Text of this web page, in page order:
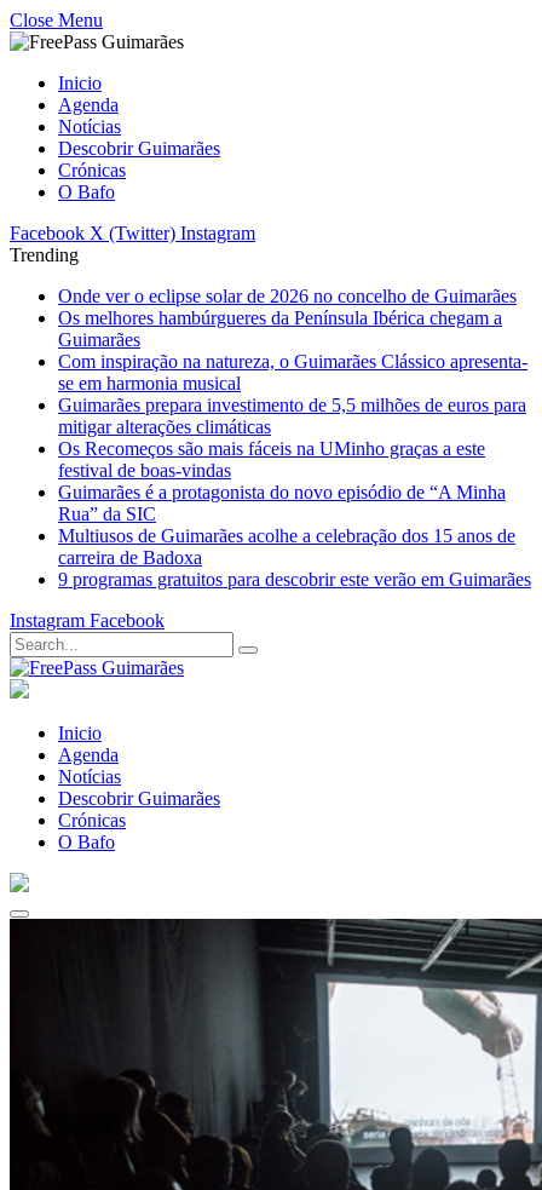
Close Menu
Inicio
Agenda
Notícias
Descobrir Guimarães
Crónicas
O Bafo
Facebook X (Twitter) Instagram
Trending
Onde ver o eclipse solar de 2026 no concelho de Guimarães
Os melhores hambúrgueres da Península Ibérica chegam a
Guimarães
Com inspiração na natureza, o Guimarães Clássico apresenta-
se em harmonia musical
Guimarães prepara investimento de 5,5 milhões de euros para
mitigar alterações climáticas
Os Recomeços são mais fáceis na UMinho graças a este
festival de boas-vindas
Guimarães é a protagonista do novo episódio de “A Minha
Rua” da SIC
Multiusos de Guimarães acolhe a celebração dos 15 anos de
carreira de Badoxa
9 programas gratuitos para descobrir este verão em Guimarães
Instagram Facebook
Inicio
Agenda
Notícias
Descobrir Guimarães
Crónicas
O Bafo